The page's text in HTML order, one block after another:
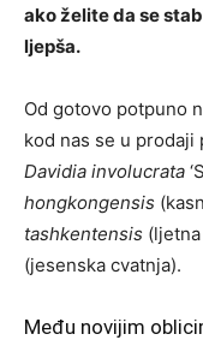
ako želite da se
ljepša.
Od gotovo potpuno
kod nas se u prodaji
Davidia involucrata
hongkongensis
tashkentensis
(jesenska cvatnja).
Među novijim